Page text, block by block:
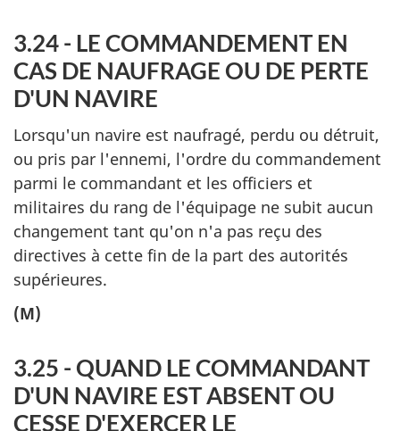
3.24 - LE COMMANDEMENT EN
CAS DE NAUFRAGE OU DE PERTE
D'UN NAVIRE
Lorsqu'un navire est naufragé, perdu ou détruit,
ou pris par l'ennemi, l'ordre du commandement
parmi le commandant et les officiers et
militaires du rang de l'équipage ne subit aucun
changement tant qu'on n'a pas reçu des
directives à cette fin de la part des autorités
supérieures.
(M)
3.25 - QUAND LE COMMANDANT
D'UN NAVIRE EST ABSENT OU
CESSE D'EXERCER LE